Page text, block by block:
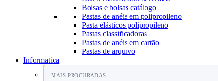
Bolsas e bolsas catálogo
Pastas de anéis em polipropileno
Pasta elásticos polipropileno
Pastas classificadoras
Pastas de anéis em cartão
Pastas de arquivo
Informatica
MAIS PROCURADAS